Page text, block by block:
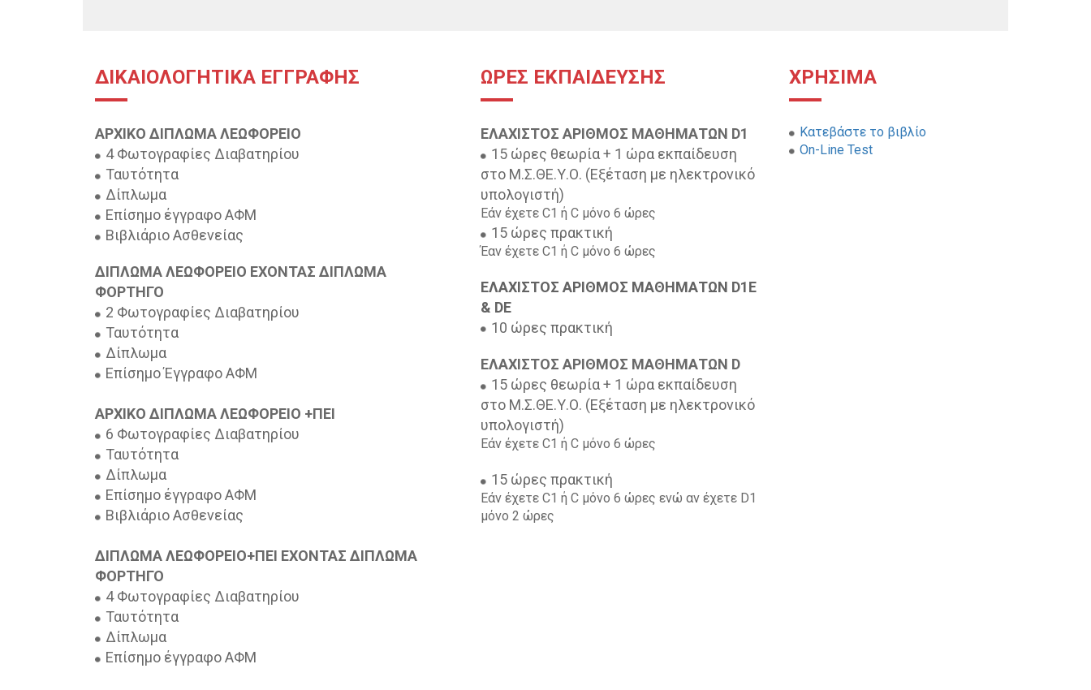
ΔΙΚΑΙΟΛΟΓΗΤΙΚΑ ΕΓΓΡΑΦΗΣ
ΑΡΧΙΚΟ ΔΙΠΛΩΜΑ ΛΕΩΦΟΡΕΙΟ
4 Φωτογραφίες Διαβατηρίου
Ταυτότητα
Δίπλωμα
Επίσημο έγγραφο ΑΦΜ
Βιβλιάριο Ασθενείας
ΔΙΠΛΩΜΑ ΛΕΩΦΟΡΕΙΟ ΕΧΟΝΤΑΣ ΔΙΠΛΩΜΑ
ΦΟΡΤΗΓΟ
2 Φωτογραφίες Διαβατηρίου
Ταυτότητα
Δίπλωμα
Επίσημο Έγγραφο ΑΦΜ
ΑΡΧΙΚΟ ΔΙΠΛΩΜΑ ΛΕΩΦΟΡΕΙΟ +ΠΕΙ
6 Φωτογραφίες Διαβατηρίου
Ταυτότητα
Δίπλωμα
Επίσημο έγγραφο ΑΦΜ
Βιβλιάριο Ασθενείας
ΔΙΠΛΩΜΑ ΛΕΩΦΟΡΕΙΟ+ΠΕΙ ΕΧΟΝΤΑΣ ΔΙΠΛΩΜΑ
ΦΟΡΤΗΓΟ
4 Φωτογραφίες Διαβατηρίου
Ταυτότητα
Δίπλωμα
Επίσημο έγγραφο ΑΦΜ
ΩΡΕΣ ΕΚΠΑΙΔΕΥΣΗΣ
ΕΛΑΧΙΣΤΟΣ ΑΡΙΘΜΟΣ ΜΑΘΗΜΑΤΩΝ D1
15 ώρες θεωρία + 1 ώρα εκπαίδευση
στο Μ.Σ.ΘΕ.Υ.Ο. (Εξέταση με ηλεκτρονικό
υπολογιστή)
Εάν έχετε C1 ή C μόνο 6 ώρες
15 ώρες πρακτική
Έαν έχετε C1 ή C μόνο 6 ώρες
ΕΛΑΧΙΣΤΟΣ ΑΡΙΘΜΟΣ ΜΑΘΗΜΑΤΩΝ D1E
& DE
10 ώρες πρακτική
ΕΛΑΧΙΣΤΟΣ ΑΡΙΘΜΟΣ ΜΑΘΗΜΑΤΩΝ D
15 ώρες θεωρία + 1 ώρα εκπαίδευση
στο Μ.Σ.ΘΕ.Υ.Ο. (Εξέταση με ηλεκτρονικό
υπολογιστή)
Εάν έχετε C1 ή C μόνο 6 ώρες
15 ώρες πρακτική
Eάν έχετε C1 ή C μόνο 6 ώρες ενώ αν έχετε D1
μόνο 2 ώρες
ΧΡΗΣΙΜΑ
Κατεβάστε το βιβλίο
On-Line Test